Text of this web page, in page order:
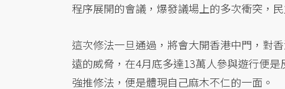
程序展開的會議，爆發議場上的多次衝突，
這次修法一旦通過，將會大開香港中門，對
遠的威脅，在4月底多達13萬人參與遊行便
強推修法，便是體現自己麻木不仁的一面。